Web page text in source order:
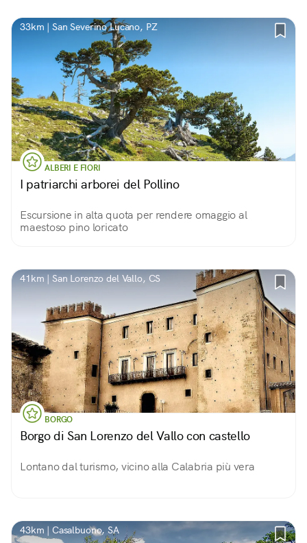
33km | San Severino Lucano, PZ
ALBERI E FIORI
I patriarchi arborei del Pollino
Escursione in alta quota per rendere omaggio al
maestoso pino loricato
41km | San Lorenzo del Vallo, CS
BORGO
Borgo di San Lorenzo del Vallo con castello
Lontano dal turismo, vicino alla Calabria più vera
43km | Casalbuono, SA